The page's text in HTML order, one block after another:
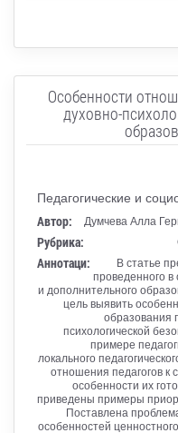
Особенности
духовно-
Педагогические и
Автор: Думчева Алла
Рубрика:
Аннотаци:
В статье
проведенного
и дополнительного
цель выявить
образования
психологической
примере
локального
отношения педагогов к
особенности их
приведены примеры
Поставлена
особенностей